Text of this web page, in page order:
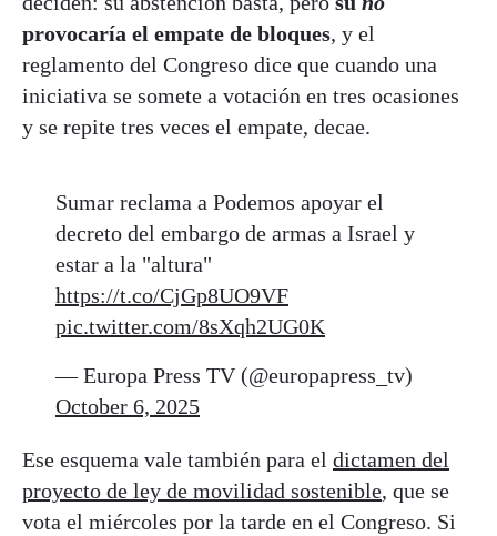
provocaría el empate de bloques, y el
reglamento del Congreso dice que cuando una
iniciativa se somete a votación en tres ocasiones
y se repite tres veces el empate, decae.
Sumar reclama a Podemos apoyar el
decreto del embargo de armas a Israel y
estar a la "altura"
https://t.co/CjGp8UO9VF
pic.twitter.com/8sXqh2UG0K
— Europa Press TV (@europapress_tv)
October 6, 2025
Ese esquema vale también para el dictamen del
proyecto de ley de movilidad sostenible, que se
vota el miércoles por la tarde en el Congreso. Si